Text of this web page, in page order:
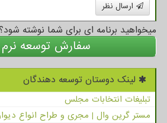
ارسال نظر
میخواهید برنامه ای برای شما نوشته
سفارش توسعه نرم
لینک دوستان توسعه دهندگان
تبلیغات انتخابات مجلس
مستر گرین وال | مجری و طراح انواع